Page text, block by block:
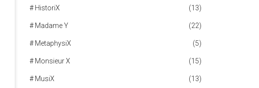
# HistoriX (13)
# Madame Y (22)
# MetaphysiX (5)
# Monsieur X (15)
# MusiX (13)